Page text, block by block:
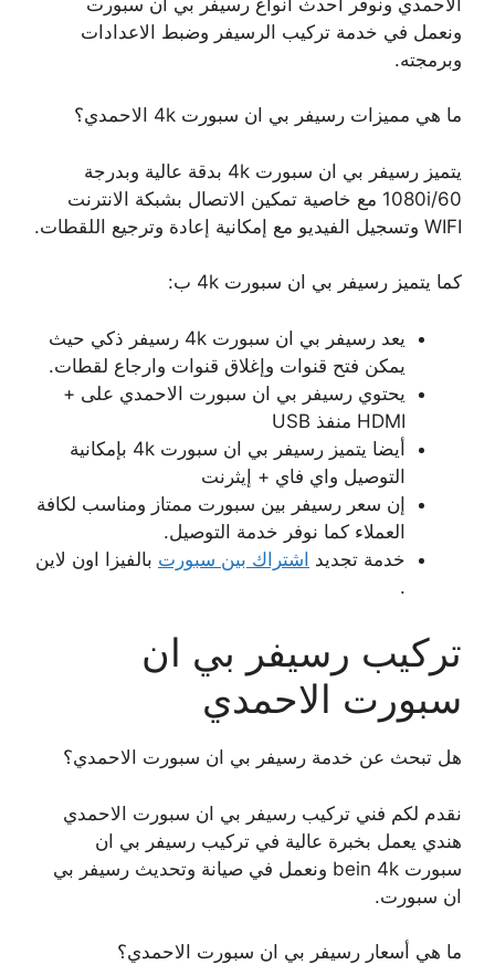
ونعمل في خدمة تركيب الرسيفر وضبط الاعدادات
وبرمجته.
ما هي مميزات رسيفر بي ان سبورت 4k الاحمدي؟
يتميز رسيفر بي ان سبورت 4k بدقة عالية وبدرجة
1080i/60 مع خاصية تمكين الاتصال بشبكة الانترنت
WIFI وتسجيل الفيديو مع إمكانية إعادة وترجيع اللقطات.
كما يتميز رسيفر بي ان سبورت 4k ب:
يعد رسيفر بي ان سبورت 4k رسيفر ذكي حيث
يمكن فتح قنوات وإغلاق قنوات وارجاع لقطات.
يحتوي رسيفر بي ان سبورت الاحمدي على +
HDMI منفذ USB
أيضا يتميز رسيفر بي ان سبورت 4k بإمكانية
التوصيل واي فاي + إيثرنت
إن سعر رسيفر بين سبورت ممتاز ومناسب لكافة
العملاء كما نوفر خدمة التوصيل.
خدمة تجديد اشتراك بين سبورت بالفيزا اون لاين
.
تركيب رسيفر بي ان
سبورت الاحمدي
هل تبحث عن خدمة رسيفر بي ان سبورت الاحمدي؟
نقدم لكم فني تركيب رسيفر بي ان سبورت الاحمدي
هندي يعمل بخبرة عالية في تركيب رسيفر بي ان
سبورت bein 4k ونعمل في صيانة وتحديث رسيفر بي
ان سبورت.
ما هي أسعار رسيفر بي ان سبورت الاحمدي؟